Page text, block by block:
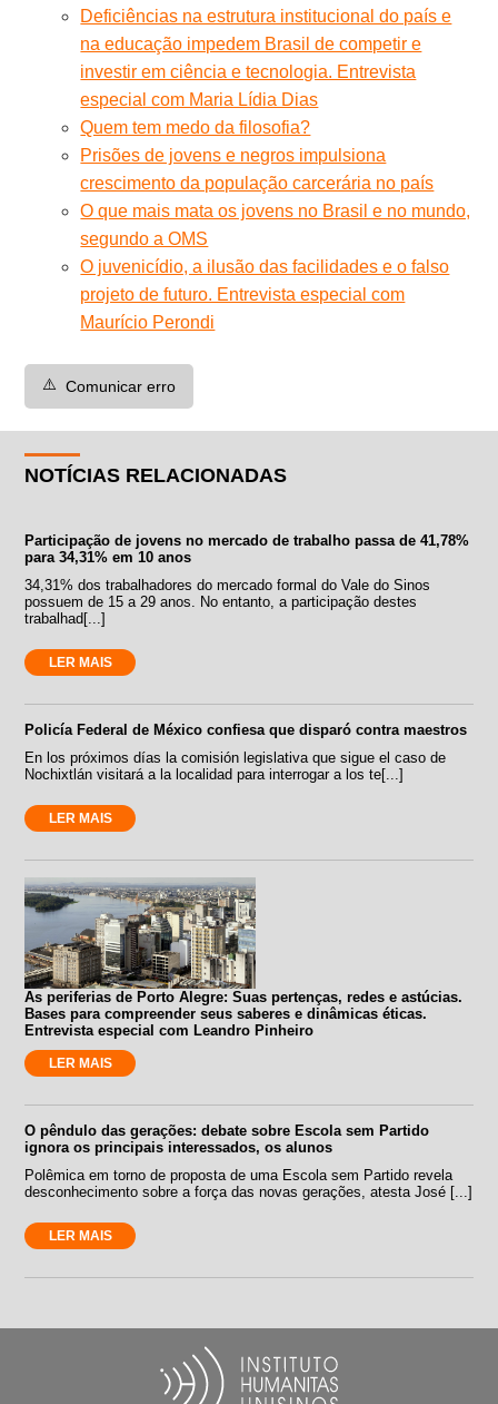
Deficiências na estrutura institucional do país e
na educação impedem Brasil de competir e
investir em ciência e tecnologia. Entrevista
especial com Maria Lídia Dias
Quem tem medo da filosofia?
Prisões de jovens e negros impulsiona
crescimento da população carcerária no país
O que mais mata os jovens no Brasil e no mundo,
segundo a OMS
O juvenicídio, a ilusão das facilidades e o falso
projeto de futuro. Entrevista especial com
Maurício Perondi
⚠️ Comunicar erro
NOTÍCIAS RELACIONADAS
Participação de jovens no mercado de trabalho passa de 41,78%
para 34,31% em 10 anos
34,31% dos trabalhadores do mercado formal do Vale do Sinos
possuem de 15 a 29 anos. No entanto, a participação destes
trabalhad[...]
LER MAIS
Policía Federal de México confiesa que disparó contra maestros
En los próximos días la comisión legislativa que sigue el caso de
Nochixtlán visitará a la localidad para interrogar a los te[...]
LER MAIS
As periferias de Porto Alegre: Suas pertenças, redes e astúcias.
Bases para compreender seus saberes e dinâmicas éticas.
Entrevista especial com Leandro Pinheiro
LER MAIS
O pêndulo das gerações: debate sobre Escola sem Partido
ignora os principais interessados, os alunos
Polêmica em torno de proposta de uma Escola sem Partido revela
desconhecimento sobre a força das novas gerações, atesta José [...]
LER MAIS